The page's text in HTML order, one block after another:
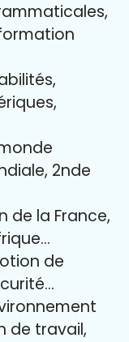
2nde
de la France,
de
de travail,